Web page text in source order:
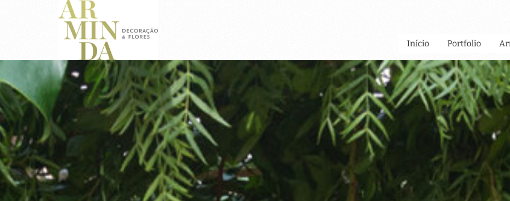
Início Portfolio